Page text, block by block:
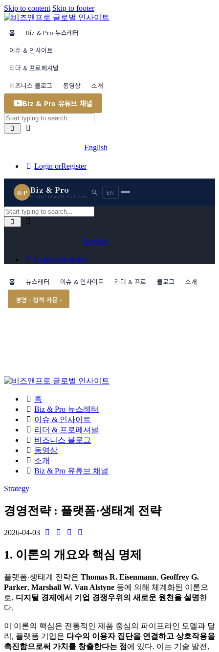
Skip to content Skip to footer
홈
Biz & Pro 뉴스레터
이슈 & 인사이트
리더 & 프로페셔널
비즈니스 블로그
동영상 소개
Biz & Pro 유튜브 채널
English
Login orRegister
B·P Biz & Pro
Global Insight Platform EN
English
Login orRegister
홈 뉴스레터 이슈 & 인사이트 리더 & 프로 블로그
소개
경영 · 정책 자문 ›
홈
Biz & Pro 뉴스레터
이슈 & 인사이트
리더 & 프로페셔널
비즈니스 블로그
동영상
소개
Biz & Pro 유튜브 채널
Strategy
경영전략 : 플랫폼·생태계 전략
2026-04-03
1. 이론의 개요와 핵심 명제
플랫폼·생태계 전략은 Thomas R. Eisenmann, Geoffrey G.
Parker, Marshall W. Van Alstyne 등에 의해 체계화된 이론으
로, 디지털 경제에서 기업 경쟁우위의 새로운 원천을 설명한
다.
이 이론의 핵심은 전통적인 제품 중심의 파이프라인 모델과 달
리, 플랫폼 기업은 다수의 이용자 집단을 연결하고 상호작용을
촉진함으로써 가치를 창출한다는 점 에 있다. 이는 기술 발전,